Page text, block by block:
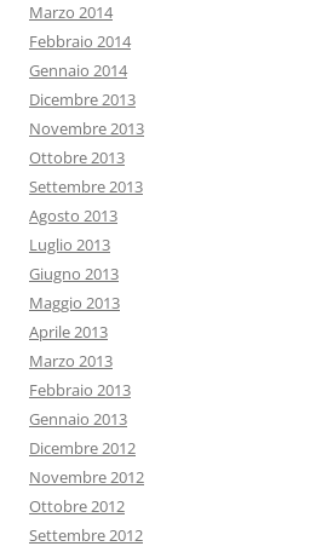
Marzo 2014
Febbraio 2014
Gennaio 2014
Dicembre 2013
Novembre 2013
Ottobre 2013
Settembre 2013
Agosto 2013
Luglio 2013
Giugno 2013
Maggio 2013
Aprile 2013
Marzo 2013
Febbraio 2013
Gennaio 2013
Dicembre 2012
Novembre 2012
Ottobre 2012
Settembre 2012